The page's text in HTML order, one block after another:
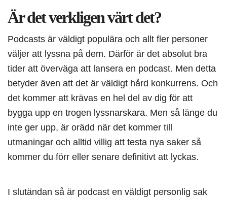
Är det verkligen värt det?
Podcasts är väldigt populära och allt fler personer
väljer att lyssna på dem. Därför är det absolut bra
tider att överväga att lansera en podcast. Men detta
betyder även att det är väldigt hård konkurrens. Och
det kommer att krävas en hel del av dig för att
bygga upp en trogen lyssnarskara. Men så länge du
inte ger upp, är orädd när det kommer till
utmaningar och alltid villig att testa nya saker så
kommer du förr eller senare definitivt att lyckas.
I slutändan så är podcast en väldigt personlig sak